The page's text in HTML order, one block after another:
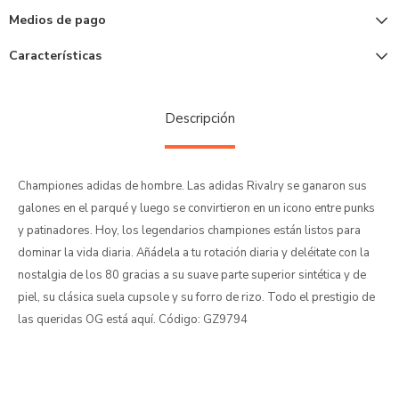
Medios de pago
Características
Descripción
Championes adidas de hombre. Las adidas Rivalry se ganaron sus
galones en el parqué y luego se convirtieron en un icono entre punks
y patinadores. Hoy, los legendarios championes están listos para
dominar la vida diaria. Añádela a tu rotación diaria y deléitate con la
nostalgia de los 80 gracias a su suave parte superior sintética y de
piel, su clásica suela cupsole y su forro de rizo. Todo el prestigio de
las queridas OG está aquí. Código: GZ9794